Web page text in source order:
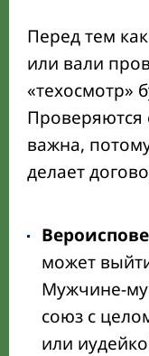
Перед тем
или вали
«техосмотр»
Проверяются
важна,
делает
может
Мужчине-
союз с
или